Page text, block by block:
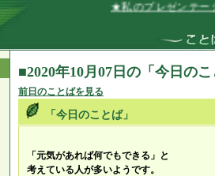
★私のプレゼンテーシ
■2020年10月07日の「今日の
前日のことばを見る
「今日のことば」
「元気があれば何でもできる」と
考えている人が多いようです。